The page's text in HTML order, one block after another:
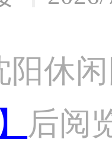
阳休
后阅